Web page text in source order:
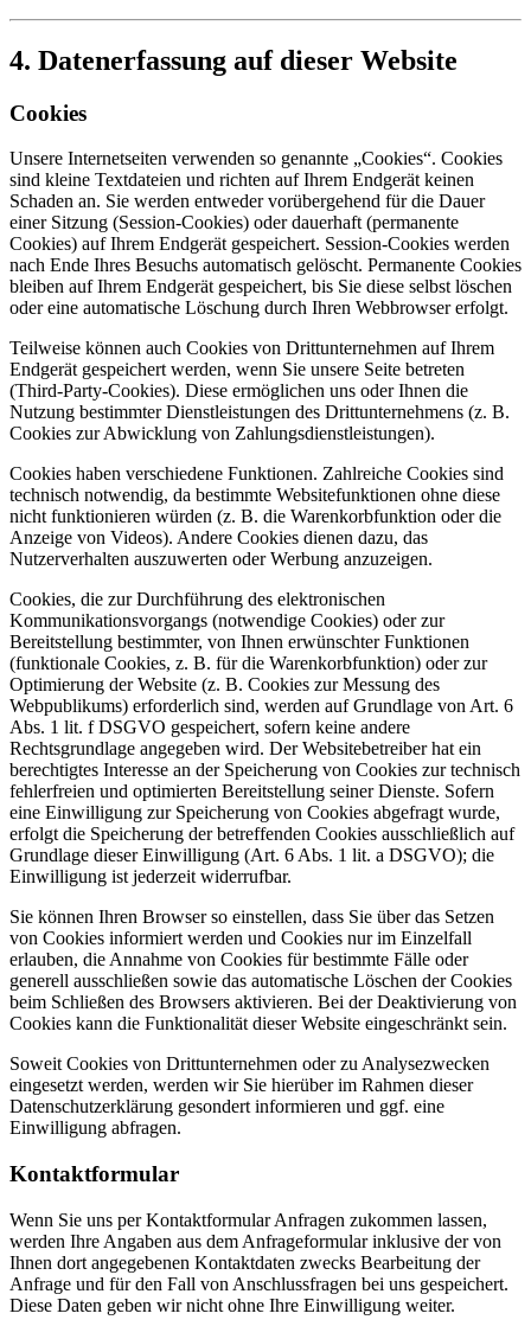
4. Datenerfassung auf dieser Website
Cookies
Unsere Internetseiten verwenden so genannte „Cookies“. Cookies
sind kleine Textdateien und richten auf Ihrem Endgerät keinen
Schaden an. Sie werden entweder vorübergehend für die Dauer
einer Sitzung (Session-Cookies) oder dauerhaft (permanente
Cookies) auf Ihrem Endgerät gespeichert. Session-Cookies werden
nach Ende Ihres Besuchs automatisch gelöscht. Permanente Cookies
bleiben auf Ihrem Endgerät gespeichert, bis Sie diese selbst löschen
oder eine automatische Löschung durch Ihren Webbrowser erfolgt.
Teilweise können auch Cookies von Drittunternehmen auf Ihrem
Endgerät gespeichert werden, wenn Sie unsere Seite betreten
(Third-Party-Cookies). Diese ermöglichen uns oder Ihnen die
Nutzung bestimmter Dienstleistungen des Drittunternehmens (z. B.
Cookies zur Abwicklung von Zahlungsdienstleistungen).
Cookies haben verschiedene Funktionen. Zahlreiche Cookies sind
technisch notwendig, da bestimmte Websitefunktionen ohne diese
nicht funktionieren würden (z. B. die Warenkorbfunktion oder die
Anzeige von Videos). Andere Cookies dienen dazu, das
Nutzerverhalten auszuwerten oder Werbung anzuzeigen.
Cookies, die zur Durchführung des elektronischen
Kommunikationsvorgangs (notwendige Cookies) oder zur
Bereitstellung bestimmter, von Ihnen erwünschter Funktionen
(funktionale Cookies, z. B. für die Warenkorbfunktion) oder zur
Optimierung der Website (z. B. Cookies zur Messung des
Webpublikums) erforderlich sind, werden auf Grundlage von Art. 6
Abs. 1 lit. f DSGVO gespeichert, sofern keine andere
Rechtsgrundlage angegeben wird. Der Websitebetreiber hat ein
berechtigtes Interesse an der Speicherung von Cookies zur technisch
fehlerfreien und optimierten Bereitstellung seiner Dienste. Sofern
eine Einwilligung zur Speicherung von Cookies abgefragt wurde,
erfolgt die Speicherung der betreffenden Cookies ausschließlich auf
Grundlage dieser Einwilligung (Art. 6 Abs. 1 lit. a DSGVO); die
Einwilligung ist jederzeit widerrufbar.
Sie können Ihren Browser so einstellen, dass Sie über das Setzen
von Cookies informiert werden und Cookies nur im Einzelfall
erlauben, die Annahme von Cookies für bestimmte Fälle oder
generell ausschließen sowie das automatische Löschen der Cookies
beim Schließen des Browsers aktivieren. Bei der Deaktivierung von
Cookies kann die Funktionalität dieser Website eingeschränkt sein.
Soweit Cookies von Drittunternehmen oder zu Analysezwecken
eingesetzt werden, werden wir Sie hierüber im Rahmen dieser
Datenschutzerklärung gesondert informieren und ggf. eine
Einwilligung abfragen.
Kontaktformular
Wenn Sie uns per Kontaktformular Anfragen zukommen lassen,
werden Ihre Angaben aus dem Anfrageformular inklusive der von
Ihnen dort angegebenen Kontaktdaten zwecks Bearbeitung der
Anfrage und für den Fall von Anschlussfragen bei uns gespeichert.
Diese Daten geben wir nicht ohne Ihre Einwilligung weiter.